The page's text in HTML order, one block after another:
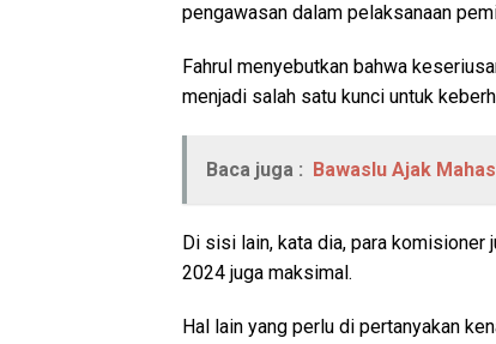
pengawasan dalam pelaksanaan
Fahrul menyebutkan bahwa
menjadi salah satu kunci untuk
Baca juga : Bawaslu Ajak
Di sisi lain, kata dia, para komisioner
2024 juga maksimal.
Hal lain yang perlu di pertanyakan